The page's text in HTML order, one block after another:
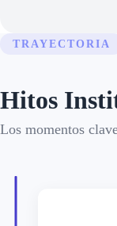
TRAYECTORIA
Hitos
Los momentos